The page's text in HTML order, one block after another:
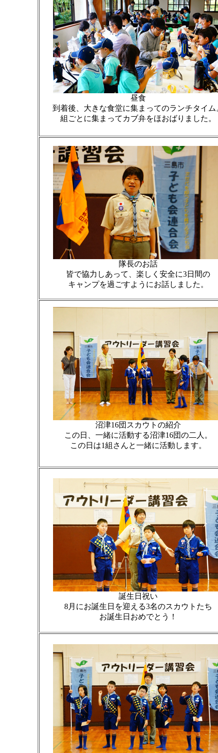
昼食
到着後、大きな食堂に集まってのランチタイム
組ごとに集まってカブ弁をほおばりました。
隊長のお話
皆で協力しあって、楽しく安全に3日間の
キャンプを過ごすようにお話しました。
沼津16団スカウトの紹介
この日、一緒に活動する沼津16団の二人。
この日は1組さんと一緒に活動します。
誕生日祝い
8月にお誕生日を迎える3名のスカウトたち
お誕生日おめでとう！